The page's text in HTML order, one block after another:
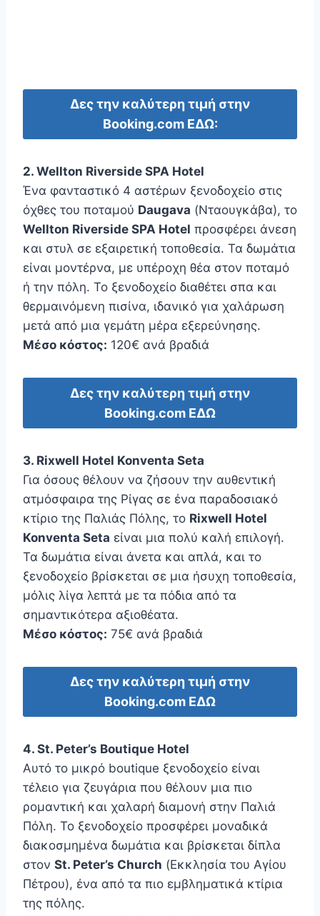
Δες την καλύτερη τιμή στην
Booking.com ΕΔΩ:
2. Wellton Riverside SPA Hotel
Ένα φανταστικό 4 αστέρων ξενοδοχείο στις
όχθες του ποταμού Daugava (Νταουγκάβα), το
Wellton Riverside SPA Hotel προσφέρει άνεση
και στυλ σε εξαιρετική τοποθεσία. Τα δωμάτια
είναι μοντέρνα, με υπέροχη θέα στον ποταμό
ή την πόλη. Το ξενοδοχείο διαθέτει σπα και
θερμαινόμενη πισίνα, ιδανικό για χαλάρωση
μετά από μια γεμάτη μέρα εξερεύνησης.
Μέσο κόστος: 120€ ανά βραδιά
Δες την καλύτερη τιμή στην
Booking.com ΕΔΩ
3. Rixwell Hotel Konventa Seta
Για όσους θέλουν να ζήσουν την αυθεντική
ατμόσφαιρα της Ρίγας σε ένα παραδοσιακό
κτίριο της Παλιάς Πόλης, το Rixwell Hotel
Konventa Seta είναι μια πολύ καλή επιλογή.
Τα δωμάτια είναι άνετα και απλά, και το
ξενοδοχείο βρίσκεται σε μια ήσυχη τοποθεσία,
μόλις λίγα λεπτά με τα πόδια από τα
σημαντικότερα αξιοθέατα.
Μέσο κόστος: 75€ ανά βραδιά
Δες την καλύτερη τιμή στην
Booking.com ΕΔΩ
4. St. Peter’s Boutique Hotel
Αυτό το μικρό boutique ξενοδοχείο είναι
τέλειο για ζευγάρια που θέλουν μια πιο
ρομαντική και χαλαρή διαμονή στην Παλιά
Πόλη. Το ξενοδοχείο προσφέρει μοναδικά
διακοσμημένα δωμάτια και βρίσκεται δίπλα
στον St. Peter’s Church (Εκκλησία του Αγίου
Πέτρου), ένα από τα πιο εμβληματικά κτίρια
της πόλης.